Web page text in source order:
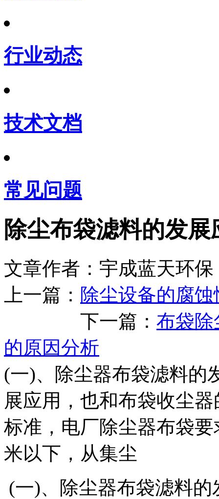
行业动态
技术文档
常见问题
除尘布袋滤料的发
文章作者：宇成蓝天
上一篇： 除尘设备的腐
下一篇： 布袋除
的原因分析
(一)、除尘器布袋滤料的
展应用，也和布袋收尘
标准，电厂除尘器布袋
米以下，从集尘
(一)、除尘器布袋滤料的